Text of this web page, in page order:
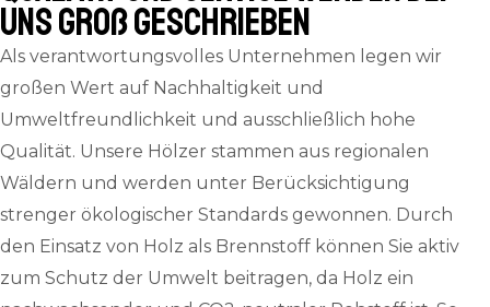
uns groß geschrieben
Als verantwortungsvolles Unternehmen legen wir
großen Wert auf Nachhaltigkeit und
Umweltfreundlichkeit und ausschließlich hohe
Qualität. Unsere Hölzer stammen aus regionalen
Wäldern und werden unter Berücksichtigung
strenger ökologischer Standards gewonnen. Durch
den Einsatz von Holz als Brennstoff können Sie aktiv
zum Schutz der Umwelt beitragen, da Holz ein